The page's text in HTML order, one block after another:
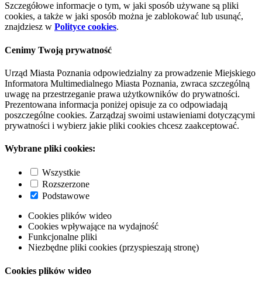
Szczegółowe informacje o tym, w jaki sposób używane są pliki
cookies, a także w jaki sposób można je zablokować lub usunąć,
znajdziesz w Polityce cookies.
Cenimy Twoją prywatność
Urząd Miasta Poznania odpowiedzialny za prowadzenie Miejskiego
Informatora Multimedialnego Miasta Poznania, zwraca szczególną
uwagę na przestrzeganie prawa użytkowników do prywatności.
Prezentowana informacja poniżej opisuje za co odpowiadają
poszczególne cookies. Zarządzaj swoimi ustawieniami dotyczącymi
prywatności i wybierz jakie pliki cookies chcesz zaakceptować.
Wybrane pliki cookies:
Wszystkie
Rozszerzone
Podstawowe
Cookies plików wideo
Cookies wpływające na wydajność
Funkcjonalne pliki
Niezbędne pliki cookies (przyspieszają stronę)
Cookies plików wideo